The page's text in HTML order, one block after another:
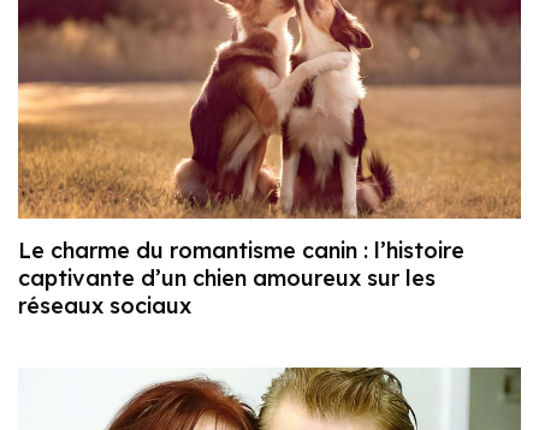
Le charme du romantisme canin : l’histoire
captivante d’un chien amoureux sur les
réseaux sociaux